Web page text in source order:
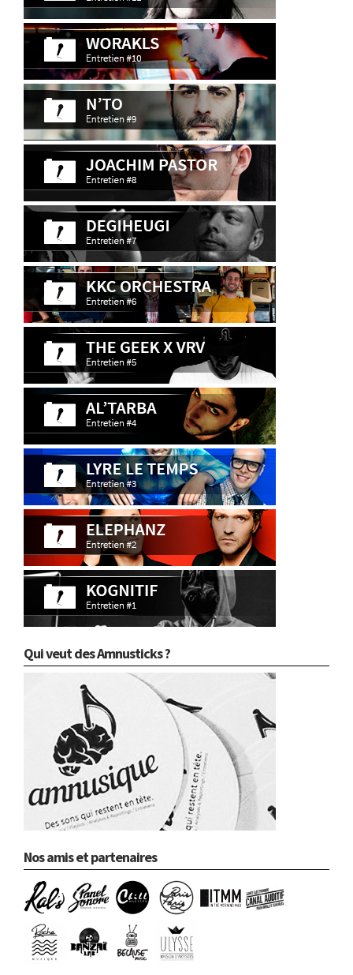
Qui veut des Amnusticks ?
Nos amis et partenaires